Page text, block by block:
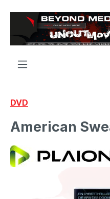
Zum Hauptinhalt springen
DVD
American
Bildergalerie